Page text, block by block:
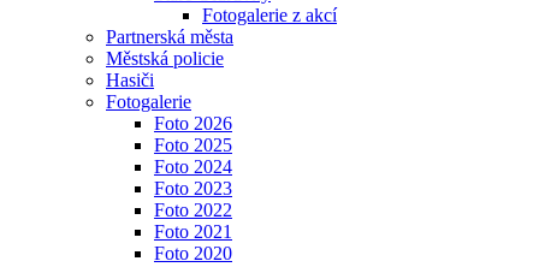
Fotogalerie z akcí
Partnerská města
Městská policie
Hasiči
Fotogalerie
Foto 2026
Foto 2025
Foto 2024
Foto 2023
Foto 2022
Foto 2021
Foto 2020